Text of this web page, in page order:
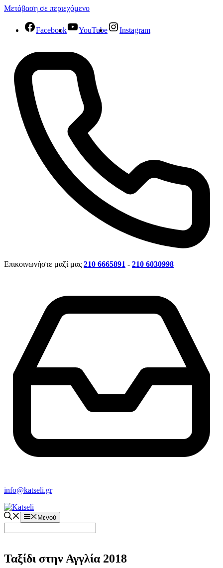
Μετάβαση σε περιεχόμενο
Facebook YouTube Instagram
Επικοινωνήστε μαζί μας 210 6665891 - 210 6030998
info@katseli.gr
Μενού
Ταξίδι στην Αγγλία 2018